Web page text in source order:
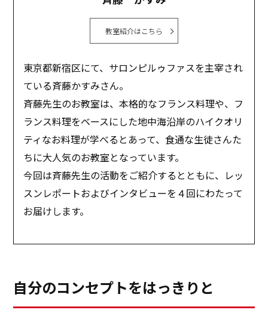
教室紹介はこちら
東京都新宿区にて、サロンピルゥファスを主宰され
ている斉藤かすみさん。
斉藤先生のお教室は、本格的なフランス料理や、フ
ランス料理をベースにした地中海沿岸のハイクオリ
ティなお料理が学べるとあって、食通な生徒さんた
ちに大人気のお教室となっています。
今回は斉藤先生の活動をご紹介するとともに、レッ
スンレポートおよびインタビューを４回にわたって
お届けします。
自分のコンセプトをはっきりと